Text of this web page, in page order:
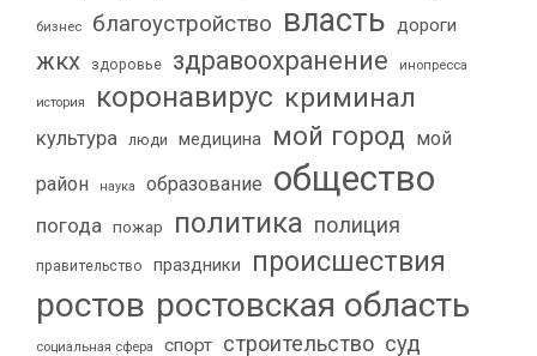
бизнес благоустройство власть дороги
жкх здоровье здравоохранение инопресса
история коронавирус криминал
культура люди медицина мой город мой
район
наука образование общество
погода пожар политика полиция
правительство праздники происшествия
ростов ростовская область
социальная сфера спорт строительство суд